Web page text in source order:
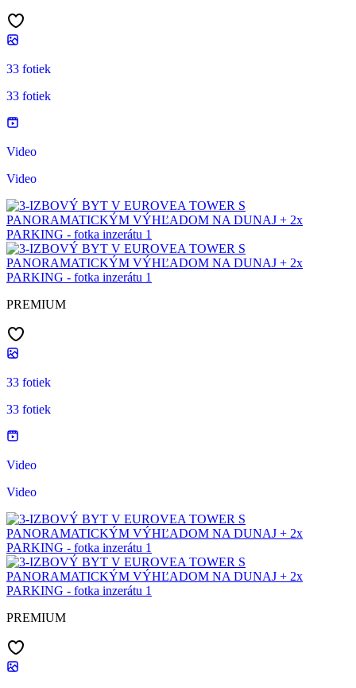
33 fotiek
33 fotiek
Video
Video
PREMIUM
33 fotiek
33 fotiek
Video
Video
PREMIUM